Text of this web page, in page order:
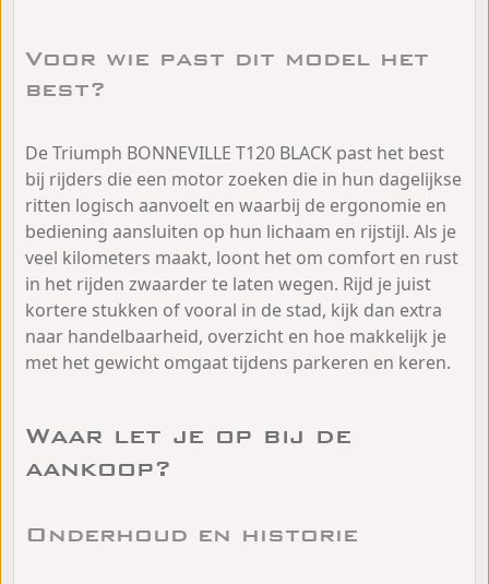
Voor wie past dit model het
best?
De Triumph BONNEVILLE T120 BLACK past het best
bij rijders die een motor zoeken die in hun dagelijkse
ritten logisch aanvoelt en waarbij de ergonomie en
bediening aansluiten op hun lichaam en rijstijl. Als je
veel kilometers maakt, loont het om comfort en rust
in het rijden zwaarder te laten wegen. Rijd je juist
kortere stukken of vooral in de stad, kijk dan extra
naar handelbaarheid, overzicht en hoe makkelijk je
met het gewicht omgaat tijdens parkeren en keren.
Waar let je op bij de
aankoop?
Onderhoud en historie